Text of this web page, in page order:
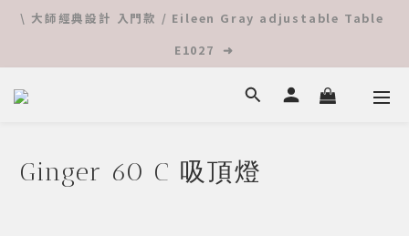
⚡️ 夏日隨機優惠 ⚡️ 限時超值單品特價 ⬇︎ 立馬查看 ⬇︎
\ 大師經典設計 入門款 / Eileen Gray adjustable Table
E1027  ➜
Online 入手柯比意 ➜ 查看更多
⚡️ 夏日隨機優惠 ⚡️ 限時超值單品特價 ⬇︎ 立馬查看 ⬇︎
Ginger 60 C 吸頂燈